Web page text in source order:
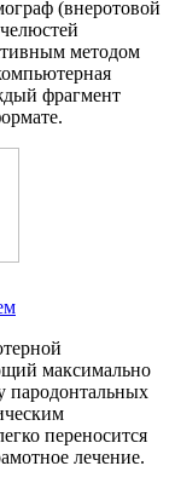
(внеротовой
методом
фрагмент
максимально
пародонтальных
переносится
лечение.